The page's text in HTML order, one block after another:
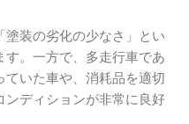
装の劣化の少なさ」とい
す。一方で、多走行車であ
ていた車や、消耗品を適切
ンディションが非常に良好